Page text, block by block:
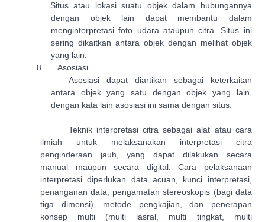
Situs atau lokasi suatu objek dalam hubungannya
dengan objek lain dapat membantu dalam
menginterpretasi foto udara ataupun citra. Situs ini
sering dikaitkan antara objek dengan melihat objek
yang lain.
8.
Asosiasi
Asosiasi dapat diartikan sebagai keterkaitan
antara objek yang satu dengan objek yang lain,
dengan kata lain asosiasi ini sama dengan situs.
Teknik interpretasi citra sebagai alat atau cara
ilmiah untuk melaksanakan interpretasi citra
penginderaan jauh, yang dapat dilakukan secara
manual maupun secara digital. Cara pelaksanaan
interpretasi diperlukan data acuan, kunci interpretasi,
penanganan data, pengamatan stereoskopis (bagi data
tiga dimensi), metode pengkajian, dan penerapan
konsep multi (multi iasral, multi tingkat, multi